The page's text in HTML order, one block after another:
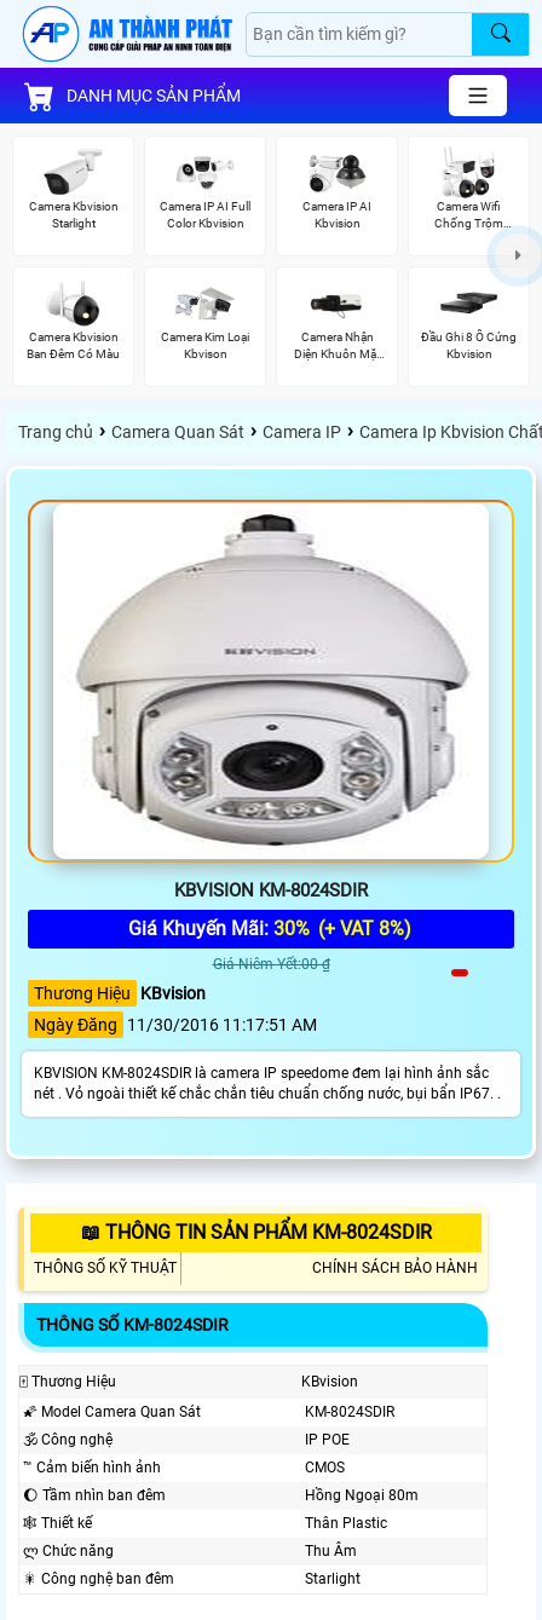
DANH MỤC SẢN PHẨM
Camera Kbvision
Starlight
Camera IP AI Full
Color Kbvision
Camera IP AI
Kbvision
Camera Wifi
Chống Trộm
Kbvision
Camera Kbvision
Ban Đêm Có Màu
Camera Kim Loại
Kbvison
Camera Nhận
Diện Khuôn Mặt
Đầu Ghi 8 Ổ Cứng
Kbvision
Trang chủ › Camera Quan Sát › Camera IP › Camera Ip Kbvision
KBVISION KM-8024SDIR
Giá Khuyến Mãi: 30% (+ VAT 8%)
Giá Niêm Yết:00 ₫
Thương Hiệu
KBvision
Ngày Đăng
11/30/2016 11:17:51 AM
KBVISION KM-8024SDIR là camera IP speedome đem lại hình ảnh sắc
nét . Vỏ ngoài thiết kế chắc chắn tiêu chuẩn chống nước, bụi bẩn IP67. .
📖 THÔNG TIN SẢN PHẨM KM-8024SDIR
THÔNG SỐ KỸ THUẬT CHÍNH SÁCH BẢO HÀNH
THÔNG SỐ KM-8024SDIR
🀄 Thương Hiệu
KBvision
🌠 Model Camera Quan Sát
KM-8024SDIR
🕉️ Công nghệ
IP POE
™️ Cảm biến hình ảnh
CMOS
🌔 Tầm nhìn ban đêm
Hồng Ngoại 80m
🕸️ Thiết kế
Thân Plastic
ლ Chức năng
Thu Âm
🎇 Công nghệ ban đêm
Starlight